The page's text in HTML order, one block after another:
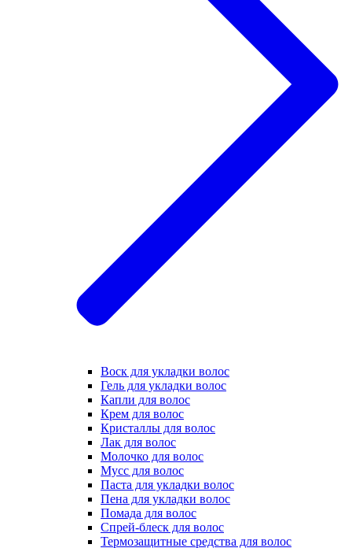
Воск для укладки волос
Гель для укладки волос
Капли для волос
Крем для волос
Кристаллы для волос
Лак для волос
Молочко для волос
Мусс для волос
Паста для укладки волос
Пена для укладки волос
Помада для волос
Спрей-блеск для волос
Термозащитные средства для волос